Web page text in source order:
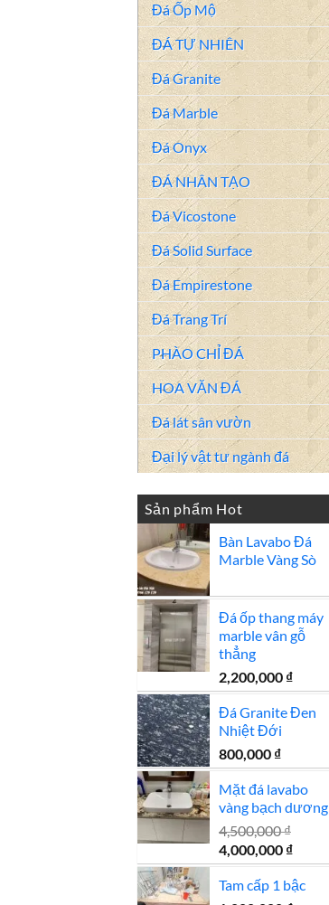
Đá Ốp Mộ
ĐÁ TỰ NHIÊN
Đá Granite
Đá Marble
Đá Onyx
ĐÁ NHÂN TẠO
Đá Vicostone
Đá Solid Surface
Đá Empirestone
Đá Trang Trí
PHÀO CHỈ ĐÁ
HOA VĂN ĐÁ
Đá lát sân vườn
Đại lý vật tư ngành đá
Sản phẩm Hot
Bàn Lavabo Đá
Marble Vàng Sò
Đá ốp thang máy
marble vân gỗ
thẳng
2,200,000 ₫
Đá Granite Đen
Nhiệt Đới
800,000 ₫
Mặt đá lavabo
vàng bạch dương
4,500,000₫
Giá
gốc
là:
4,000,000 ₫Giá
hiện
tại
Tam cấp 1 bậc